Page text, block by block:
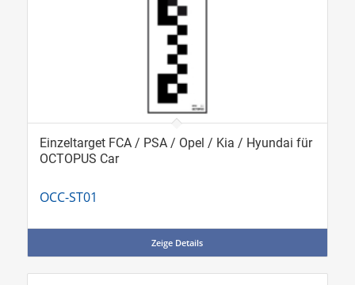
Einzeltarget FCA / PSA / Opel / Kia / Hyundai für
OCTOPUS Car
OCC-ST01
Zeige Details